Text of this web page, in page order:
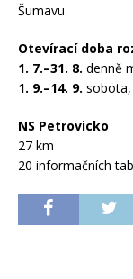
Šumavu.
Otevírací doba
1. 7.–31. 8. denně
1. 9.–14. 9. sobota,
NS Petrovicko
27 km
20 informačních